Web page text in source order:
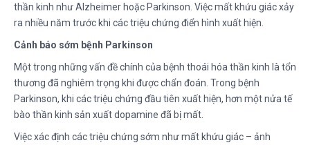
thần kinh như Alzheimer hoặc Parkinson. Việc mất khứu giác xảy
ra nhiều năm trước khi các triệu chứng điển hình xuất hiện.
Cảnh báo sớm bệnh Parkinson
Một trong những vấn đề chính của bệnh thoái hóa thần kinh là tổn
thương đã nghiêm trọng khi được chẩn đoán. Trong bệnh
Parkinson, khi các triệu chứng đầu tiên xuất hiện, hơn một nửa tế
bào thần kinh sản xuất dopamine đã bị mất.
Việc xác định các triệu chứng sớm như mất khứu giác – ảnh